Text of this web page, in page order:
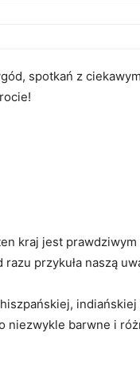
spotkań z
kraj jest
przykuła naszą
niezwykle barwne i